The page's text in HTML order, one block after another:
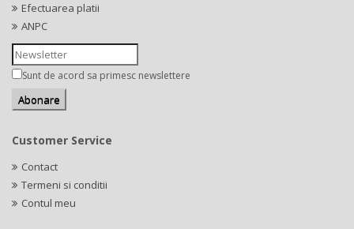
Efectuarea platii
ANPC
Sunt de acord sa primesc newslettere
Customer Service
Contact
Termeni si conditii
Contul meu